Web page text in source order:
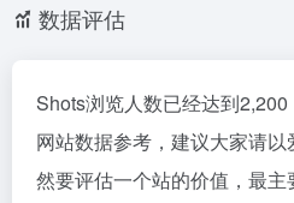
数据评估
Shots浏览人数已经达到
网站数据参考，建议大家请
然要评估一个站的价值，最